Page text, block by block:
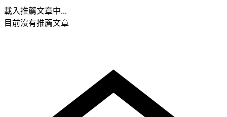
載入推薦文章中...
目前沒有推薦文章